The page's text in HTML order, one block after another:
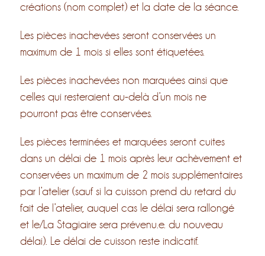
créations (nom complet) et la date de la séance.
Les pièces inachevées seront conservées un
maximum de 1 mois si elles sont étiquetées.
Les pièces inachevées non marquées ainsi que
celles qui resteraient au-delà d’un mois ne
pourront pas être conservées.
Les pièces terminées et marquées seront cuites
dans un délai de 1 mois après leur achèvement et
conservées un maximum de 2 mois supplémentaires
par l’atelier (sauf si la cuisson prend du retard du
fait de l’atelier, auquel cas le délai sera rallongé
et le/La Stagiaire sera prévenu.e. du nouveau
délai). Le délai de cuisson reste indicatif.